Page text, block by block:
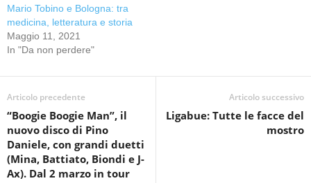
Mario Tobino e Bologna: tra
medicina, letteratura e storia
Maggio 11, 2021
In "Da non perdere"
Articolo precedente
“Boogie Boogie Man”, il
nuovo disco di Pino
Daniele, con grandi duetti
(Mina, Battiato, Biondi e J-
Ax). Dal 2 marzo in tour
Articolo successivo
Ligabue: Tutte le facce del
mostro